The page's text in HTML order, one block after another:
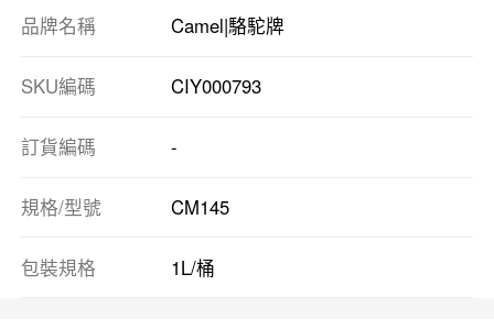
品牌名稱 Camel|駱駝牌
SKU編碼 CIY000793
訂貨編碼 -
規格/型號 CM145
包裝規格 1L/桶